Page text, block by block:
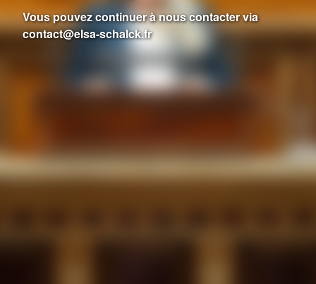
Vous pouvez continuer à nous contacter via
contact@elsa-schalck.fr